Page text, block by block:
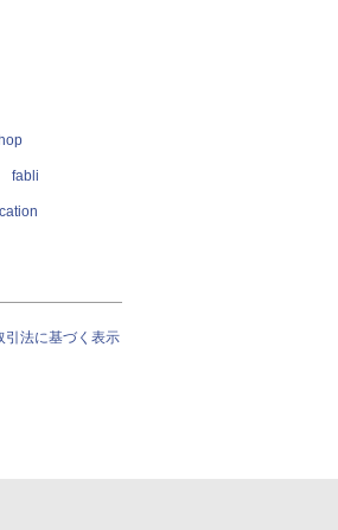
fabli
引法に基づく表示